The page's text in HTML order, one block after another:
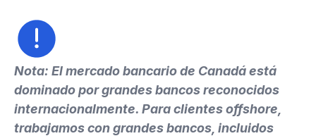
Nota: El mercado bancario de Canadá está
dominado por grandes bancos reconocidos
internacionalmente. Para clientes offshore,
trabajamos con grandes bancos, incluidos